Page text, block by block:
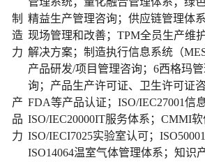
制
造
力
精益生产管理咨询；供应链管理体
现场管理和改善；TPM全员生产维
解决方案；制造执行信息系统（MES
产
品
力
产品研发/项目管理咨询；6西格玛
询；产品生产许可证、卫生许可证咨
FDA等产品认证；ISO/IEC27001信
ISO/IEC20000IT服务体系；CMMI软
ISO/IECI7025实验室认可；
ISO14064温室气体管理体系；知识